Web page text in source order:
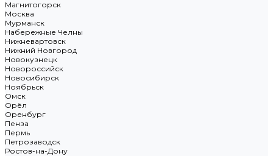
Магнитогорск
Москва
Мурманск
Набережные Челны
Нижневартовск
Нижний Новгород
Новокузнецк
Новороссийск
Новосибирск
Ноябрьск
Омск
Орёл
Оренбург
Пенза
Пермь
Петрозаводск
Ростов-на-Дону